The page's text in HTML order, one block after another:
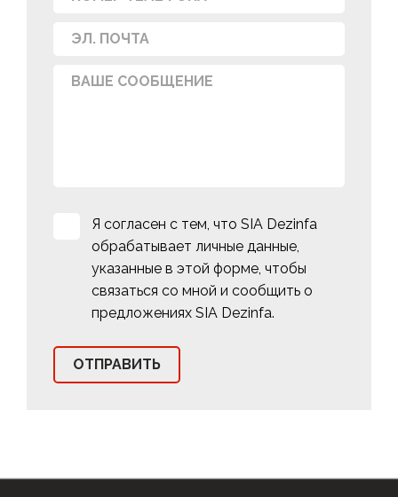
Я согласен с тем, что SIA Dezinfa
обрабатывает личные данные,
указанные в этой форме, чтобы
связаться со мной и сообщить о
предложениях SIA Dezinfa.